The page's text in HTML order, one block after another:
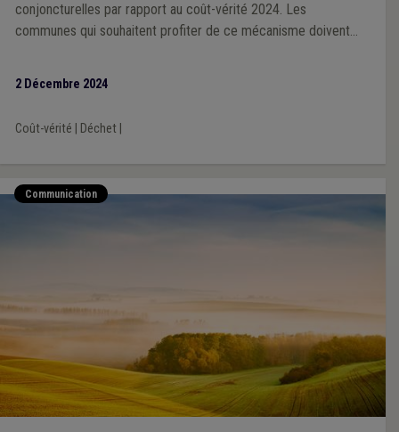
conjoncturelles par rapport au coût-vérité 2024. Les
communes qui souhaitent profiter de ce mécanisme doivent
2 Décembre 2024
Coût-vérité Déchet|
Communication